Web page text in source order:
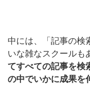
中には、「記事の検
いな雑なスクールも
てすべての記事を検
の中でいかに成果を